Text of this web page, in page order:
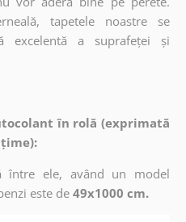
tapetele noastre se
excelentă a suprafeței și
în rolă (exprimată
între ele, având un model
este de 49x1000 cm.